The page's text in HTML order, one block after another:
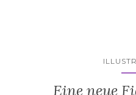
Eine neue